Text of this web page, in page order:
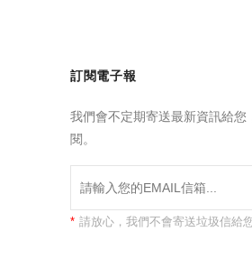
訂閱電子報
我們會不定期寄送最新資訊給您
閱。
* 請放心，我們不會寄送垃圾信給您